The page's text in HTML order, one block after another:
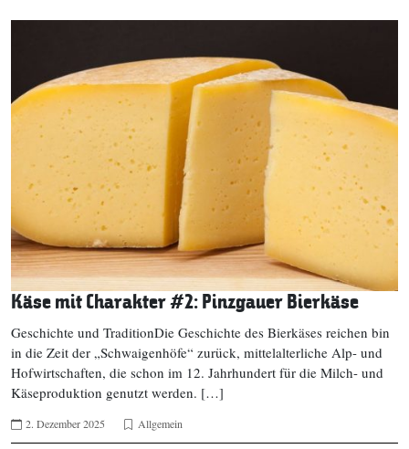
Käse mit Charakter #2: Pinzgauer Bierkäse
Geschichte und TraditionDie Geschichte des Bierkäses reichen bin
in die Zeit der „Schwaigenhöfe“ zurück, mittelalterliche Alp- und
Hofwirtschaften, die schon im 12. Jahrhundert für die Milch- und
Käseproduktion genutzt werden. […]
2. Dezember 2025 Allgemein